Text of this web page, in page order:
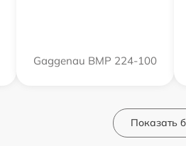
Gaggenau BMP 224-100
Показать